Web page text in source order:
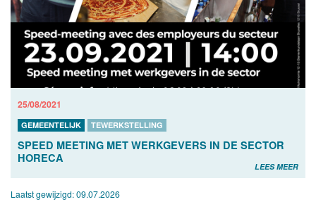
25/08/2021
GEMEENTELIJK TEWERKSTELLING
SPEED MEETING MET WERKGEVERS IN DE SECTOR
HORECA
LEES MEER
Laatst gewijzigd:09.07.2026